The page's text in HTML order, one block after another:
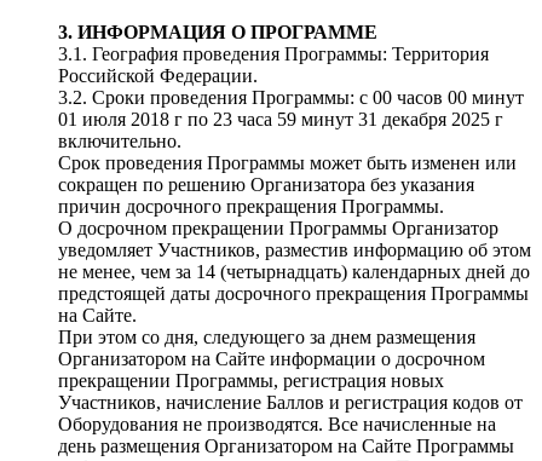
3. ИНФОРМАЦИЯ О ПРОГРАММЕ
3.1. География проведения Программы: Территория
Российской Федерации.
3.2. Сроки проведения Программы: с 00 часов 00 минут
01 июля 2018 г по 23 часа 59 минут 31 декабря 2025 г
включительно.
Срок проведения Программы может быть изменен или
сокращен по решению Организатора без указания
причин досрочного прекращения Программы.
О досрочном прекращении Программы Организатор
уведомляет Участников, разместив информацию об этом
не менее, чем за 14 (четырнадцать) календарных дней до
предстоящей даты досрочного прекращения Программы
на Сайте.
При этом со дня, следующего за днем размещения
Организатором на Сайте информации о досрочном
прекращении Программы, регистрация новых
Участников, начисление Баллов и регистрация кодов от
Оборудования не производятся. Все начисленные на
день размещения Организатором на Сайте Программы